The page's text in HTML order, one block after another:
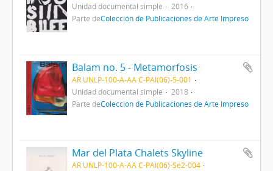
Unidad documental simple
2016
Parte deColección de Publicaciones de Arte Impreso
Balam no. 5 - Metamorfosis
AR UNLP-100-A-AA C-PAI(06)-5-001
Unidad documental simple
2018
Parte deColección de Publicaciones de Arte Impreso
Mar del Plata Chalets Skyline
AR UNLP-100-A-AA C-PAI(06)-Se2-004